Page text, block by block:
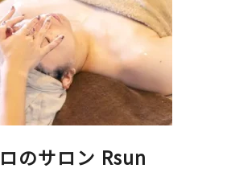
のサロン Rsun